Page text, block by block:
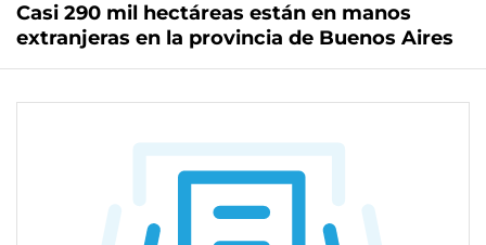
Casi 290 mil hectáreas están en manos
extranjeras en la provincia de Buenos Aires